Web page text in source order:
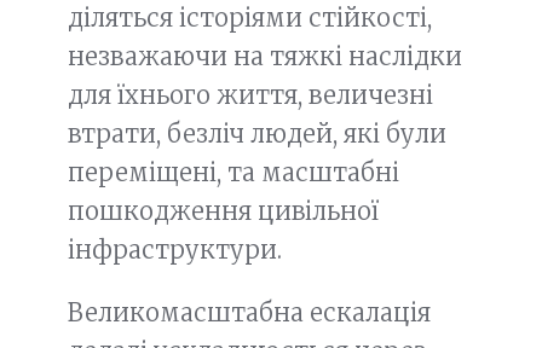
діляться історіями стійкості,
незважаючи на тяжкі наслідки
для їхнього життя, величезні
втрати, безліч людей, які були
переміщені, та масштабні
пошкодження цивільної
інфраструктури.
Великомасштабна ескалація